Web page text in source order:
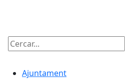
Cercar:
Ajuntament